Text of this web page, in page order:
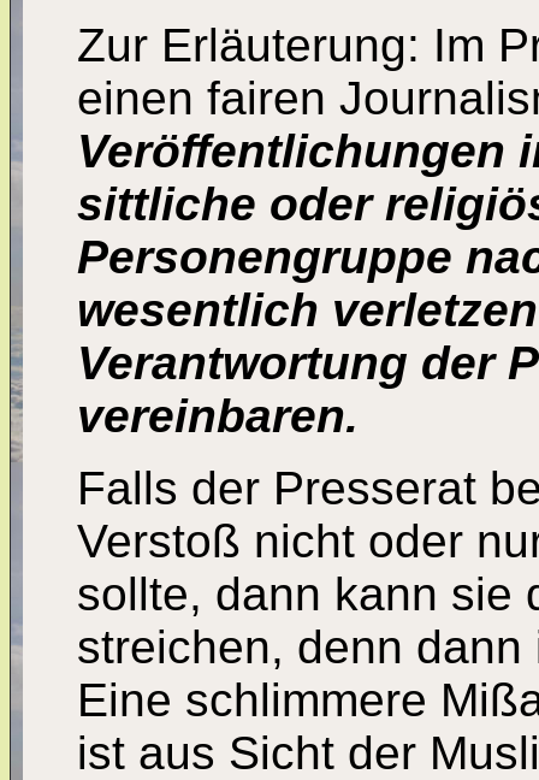
Zur Erläuterung: Im
einen fairen
Veröffentlichungen
sittliche oder
Personengruppe
wesentlich
Verantwortung der
vereinbaren.
Falls der Presserat
Verstoß nicht oder
sollte, dann kann sie
streichen, denn
Eine schlimmere
ist aus Sicht der